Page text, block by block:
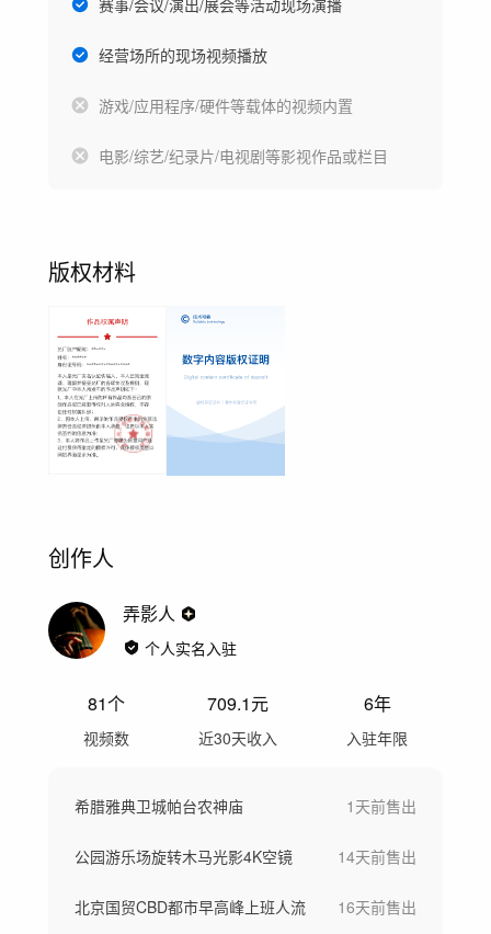
经营场所的现场视频播放
游戏/应用程序/硬件等载体的视频内置
电影/综艺/纪录片/电视剧等影视作品或栏目
版权材料
创作人
弄影人
个人实名入驻
81个
视频数
709.1元
近30天收入
6年
入驻年限
希腊雅典卫城帕台农神庙 1天前售出
公园游乐场旋转木马光影4K空镜 14天前售出
北京国贸CBD都市早高峰上班人流 16天前售出